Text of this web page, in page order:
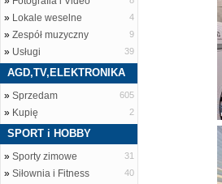
» Lokale weselne 4
» Zespół muzyczny 9
» Usługi 39
AGD,TV,ELEKTRONIKA
» Sprzedam 605
» Kupię 2
SPORT i HOBBY
» Sporty zimowe 31
» Siłownia i Fitness 40